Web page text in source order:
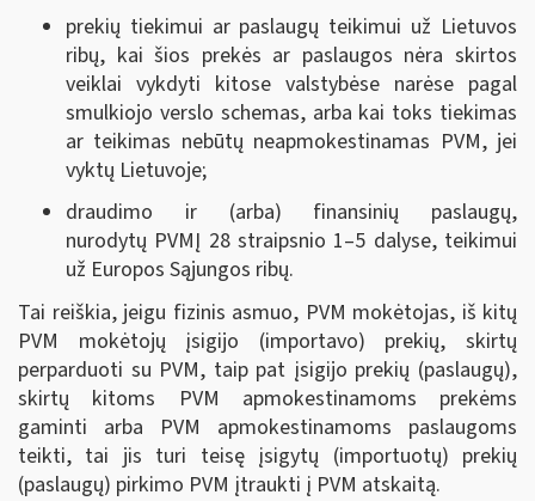
prekių tiekimui ar paslaugų teikimui už Lietuvos
ribų, kai šios prekės ar paslaugos nėra skirtos
veiklai vykdyti kitose valstybėse narėse pagal
smulkiojo verslo schemas, arba kai toks tiekimas
ar teikimas nebūtų neapmokestinamas PVM, jei
vyktų Lietuvoje;
draudimo ir (arba) finansinių paslaugų,
nurodytų PVMĮ 28 straipsnio 1–5 dalyse, teikimui
už Europos Sąjungos ribų.
Tai reiškia, jeigu fizinis asmuo, PVM mokėtojas, iš kitų
PVM mokėtojų įsigijo (importavo) prekių, skirtų
perparduoti su PVM, taip pat įsigijo prekių (paslaugų),
skirtų kitoms PVM apmokestinamoms prekėms
gaminti arba PVM apmokestinamoms paslaugoms
teikti, tai jis turi teisę įsigytų (importuotų) prekių
(paslaugų) pirkimo PVM įtraukti į PVM atskaitą.